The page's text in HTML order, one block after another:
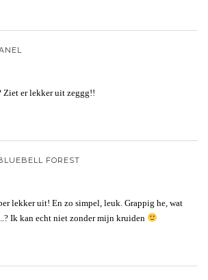
er lekker uit zeggg!!
FOREST
lekker uit! En zo simpel, leuk. Grappig he, wat
Ik kan echt niet zonder mijn kruiden